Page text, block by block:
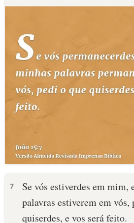
7
Se vós estiverdes em mim,
palavras estiverem em
quiserdes, e vos será feito.